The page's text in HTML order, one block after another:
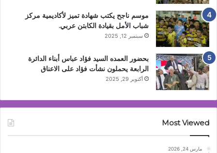
موسم ناجح يكتب شهادة تميز لأكاديمية مركز
شباب الأمل بقيادة الكابتن عربي.
سبتمبر 12, 2025
بحضور العمده السيد فؤاد عباس أبناء الدائرة
الرابعة يحملون نشأت فؤاد على الاعناق
أكتوبر 29, 2025
Most Viewed
مارس 24, 2026